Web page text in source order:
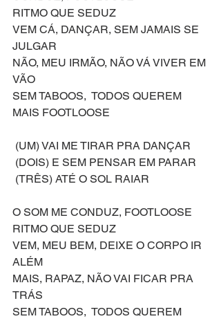
RITMO QUE SEDUZ
VEM CÁ, DANÇAR, SEM JAMAIS SE
JULGAR
NÃO, MEU IRMÃO, NÃO VÁ VIVER EM
VÃO
SEM TABOOS,  TODOS QUEREM
MAIS FOOTLOOSE
(UM) VAI ME TIRAR PRA DANÇAR
(DOIS) E SEM PENSAR EM PARAR
(TRÊS) ATÉ O SOL RAIAR
O SOM ME CONDUZ, FOOTLOOSE
RITMO QUE SEDUZ
VEM, MEU BEM, DEIXE O CORPO IR
ALÉM
MAIS, RAPAZ, NÃO VAI FICAR PRA
TRÁS
SEM TABOOS,  TODOS QUEREM